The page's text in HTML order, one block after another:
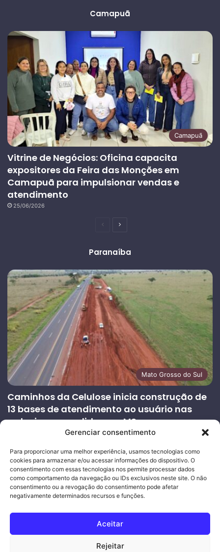
Gerenciar consentimento
Para proporcionar uma melhor experiência, usamos tecnologias como
cookies para armazenar e/ou acessar informações do dispositivo. O
consentimento com essas tecnologias nos permite processar dados
como comportamento da navegação ou IDs exclusivos neste site. O não
consentimento ou a revogação do consentimento pode afetar
negativamente determinados recursos e funções.
Aceitar
Rejeitar
Camapuã
Camapuã
Vitrine de Negócios: Oficina capacita
expositores da Feira das Monções em
Camapuã para impulsionar vendas e
atendimento
25/06/2026
PáginaPróxima
Paranaíba
Mato Grosso do Sul
Caminhos da Celulose inicia construção de
13 bases de atendimento ao usuário nas
rodovias concedidas em MS
Página
anterior
Próxima
página
Ouro Empresas- Desenvolvimento Web
Joeber Garcia
FacebookInstagram